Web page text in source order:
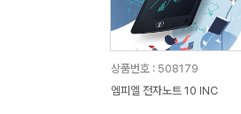
상품번호 : 508179
엠피엘 전자노트 10 INC